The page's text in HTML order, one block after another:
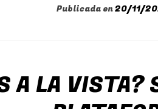
Publicada en20/11/
A LA VISTA?